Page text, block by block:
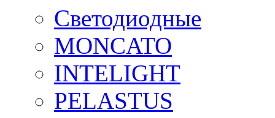
Светодиодные
MONCATO
INTELIGHT
PELASTUS